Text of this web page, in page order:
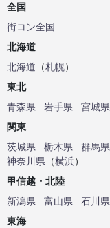
全国
街コン全国
北海道
北海道 （札幌）
東北
青森県
岩手県 宮城県
関東
茨城県
栃木県 群馬県
神奈川県 （横浜）
甲信越・北陸
新潟県
富山県 石川県
東海